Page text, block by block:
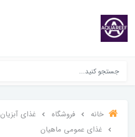
خانه فروشگاه
غذای آبزیان
غذای عمومی ماهیان